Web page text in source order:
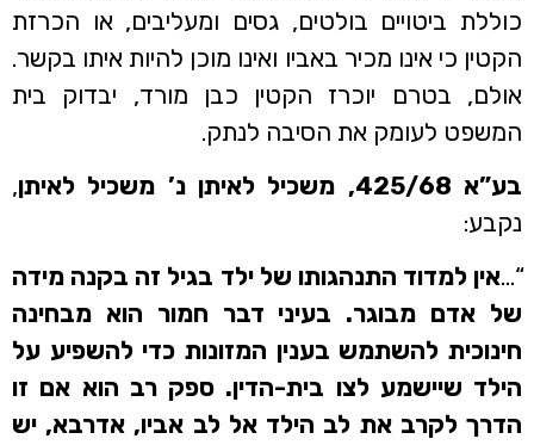
כוללת ביטויים בולטים, גסים ומעליבים, או הכרזת
הקטין כי אינו מכיר באביו ואינו מוכן להיות איתו בקשר.
אולם, בטרם יוכרז הקטין כבן מורד, יבדוק בית
המשפט לעומק את הסיבה לנתק.
בע”א 425/68, משכיל לאיתן נ’ משכיל לאיתן
,
נקבע:
“…אין למדוד התנהגותו של ילד בגיל זה בקנה מידה
של אדם מבוגר. בעיני דבר חמור הוא מבחינה
חינוכית להשתמש בענין המזונות כדי להשפיע על
הילד שיישמע לצו בית-הדין. ספק רב הוא אם זו
הדרך לקרב את לב הילד אל לב אביו, אדרבא, יש